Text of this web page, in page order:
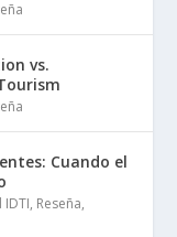
vs.
Cuando el
IDTI, Reseña,